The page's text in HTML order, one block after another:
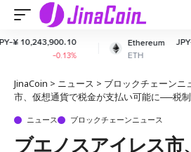
Ethereum
ETH
JPY-¥ 302,933.69
+0.06%
JinaCoin > ニュース > ブロックチェーンニ
市、仮想通貨で税金が支払い可能に──税
ニュース ブロックチェーンニュース
ブエノスアイレス市